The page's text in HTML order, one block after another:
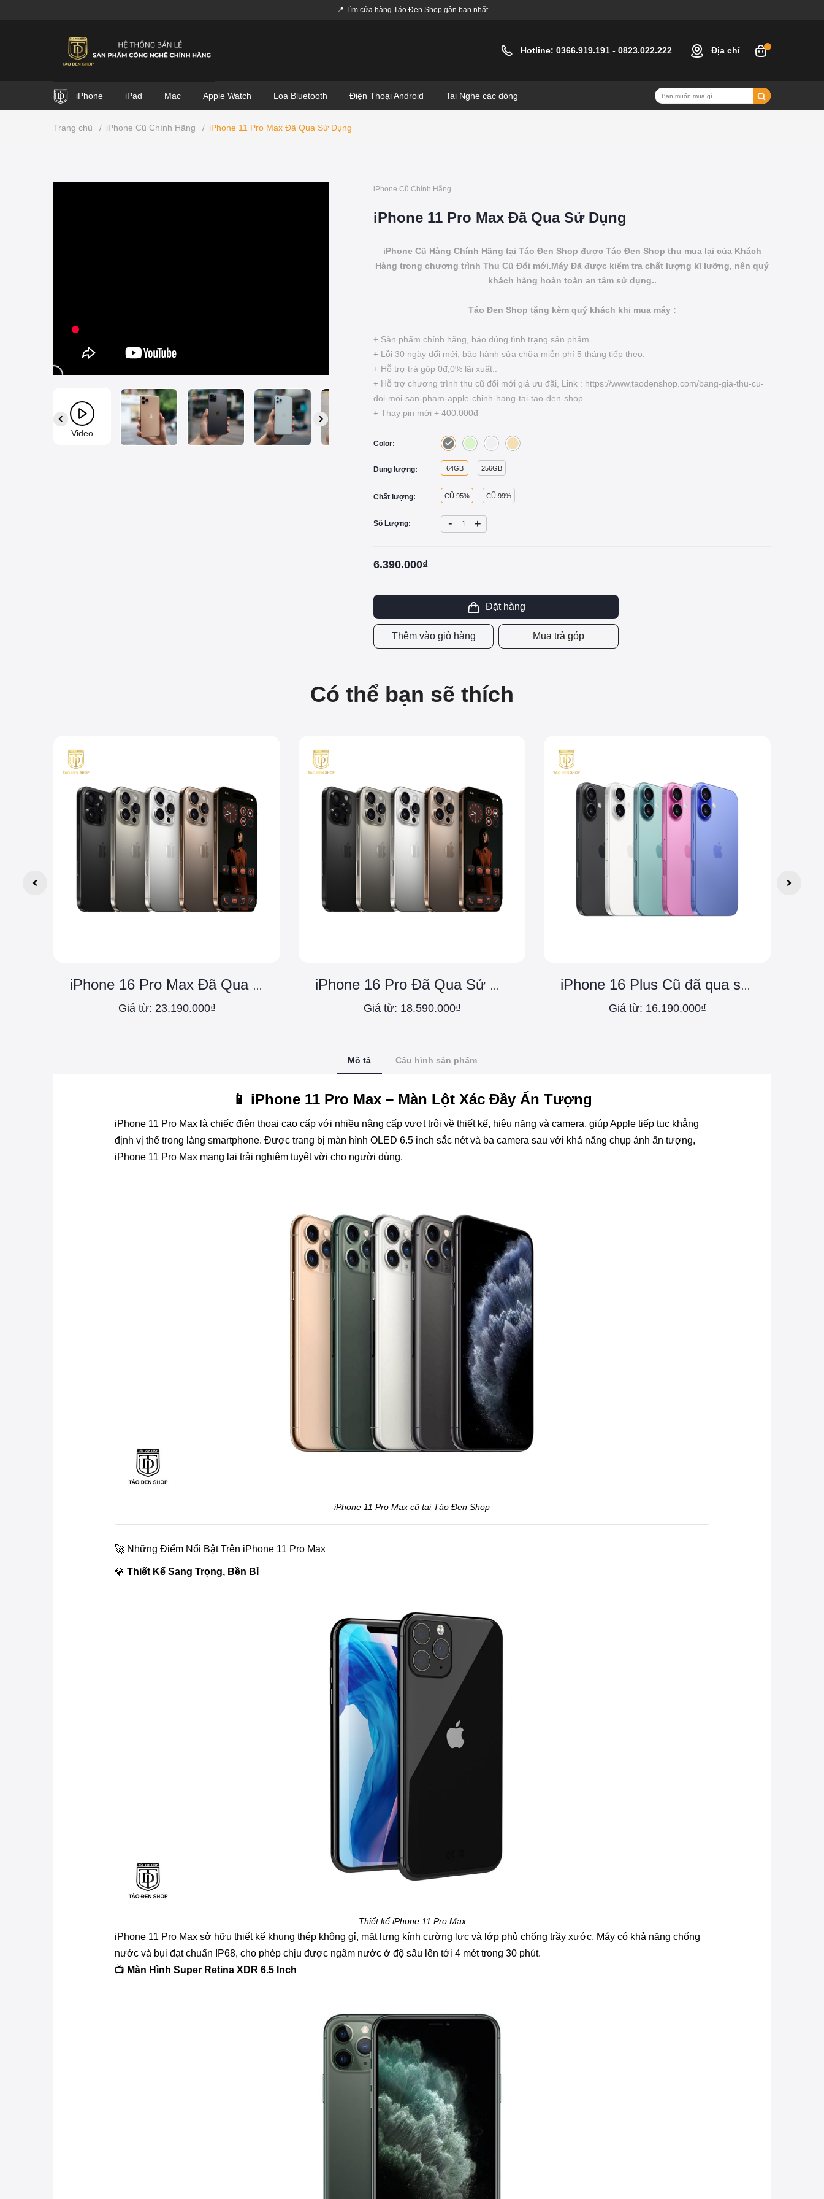
📍 Tìm cửa hàng Táo Đen Shop gần bạn nhất
Hotline: 0366.919.191 - 0823.022.222 Địa chỉ
iPhone iPad Mac Apple Watch Loa Bluetooth Điện Thoại Android Tai Nghe các dòng
Trang chủ / iPhone Cũ Chính Hãng / iPhone 11 Pro Max Đã Qua Sử Dụng
Video
iPhone Cũ Chính Hãng
iPhone 11 Pro Max Đã Qua Sử Dụng
iPhone Cũ Hàng Chính Hãng tại Táo Đen Shop được Táo Đen Shop thu mua lại của Khách
Hàng trong chương trình Thu Cũ Đổi mới.Máy Đã được kiểm tra chất lượng kĩ lưỡng, nên quý
khách hàng hoàn toàn an tâm sử dụng..
Táo Đen Shop tặng kèm quý khách khi mua máy :
+ Sản phẩm chính hãng, báo đúng tình trạng sản phẩm.
+ Lỗi 30 ngày đổi mới, bảo hành sửa chữa miễn phí 5 tháng tiếp theo.
+ Hỗ trợ trả góp 0đ,0% lãi xuất..
+ Hỗ trợ chương trình thu cũ đổi mới giá ưu đãi, Link : https://www.taodenshop.com/bang-gia-thu-cu-
doi-moi-san-pham-apple-chinh-hang-tai-tao-den-shop.
+ Thay pin mới + 400.000đ
Color:
Dung lượng: 64GB 256GB
Chất lượng: CŨ 95% CŨ 99%
Số Lượng: - +
6.390.000₫
Đặt hàng
Thêm vào giỏ hàng Mua trả góp
Có thể bạn sẽ thích
iPhone 16 Pro Max Đã Qua Sử Dụng
Giá từ: 23.190.000₫
iPhone 16 Pro Đã Qua Sử Dụng
Giá từ: 18.590.000₫
iPhone 16 Plus Cũ đã qua sử dụng
Giá từ: 16.190.000₫
Mô tả Cấu hình sản phẩm
📱 iPhone 11 Pro Max – Màn Lột Xác Đầy Ấn Tượng
iPhone 11 Pro Max là chiếc điện thoại cao cấp với nhiều nâng cấp vượt trội về thiết kế, hiệu năng và camera, giúp Apple tiếp tục khẳng
định vị thế trong làng smartphone. Được trang bị màn hình OLED 6.5 inch sắc nét và ba camera sau với khả năng chụp ảnh ấn tượng,
iPhone 11 Pro Max mang lại trải nghiệm tuyệt vời cho người dùng.
iPhone 11 Pro Max cũ tại Táo Đen Shop
🚀 Những Điểm Nổi Bật Trên iPhone 11 Pro Max
💎 Thiết Kế Sang Trọng, Bền Bỉ
Thiết kế iPhone 11 Pro Max
iPhone 11 Pro Max sở hữu thiết kế khung thép không gỉ, mặt lưng kính cường lực và lớp phủ chống trầy xước. Máy có khả năng chống
nước và bụi đạt chuẩn IP68, cho phép chịu được ngâm nước ở độ sâu lên tới 4 mét trong 30 phút.
📺 Màn Hình Super Retina XDR 6.5 Inch